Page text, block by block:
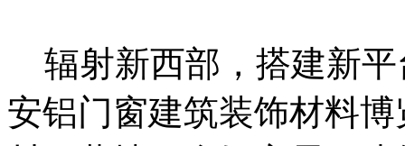
辐射新西部，搭建新
安铝门窗建筑装饰材料